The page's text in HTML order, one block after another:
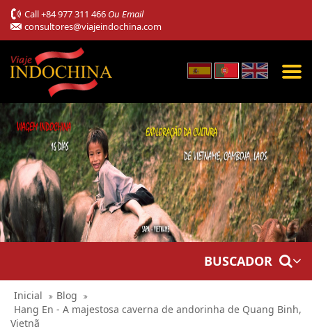
Call+84 977 311 466 Ou Email
consultores@viajeindochina.com
BUSCADOR
Inicial
Blog
Hang En - A majestosa caverna de andorinha de Quang Binh,
Vietnã